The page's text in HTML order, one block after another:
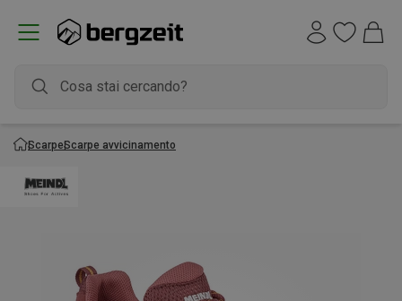
ScarpeScarpe avvicinamento